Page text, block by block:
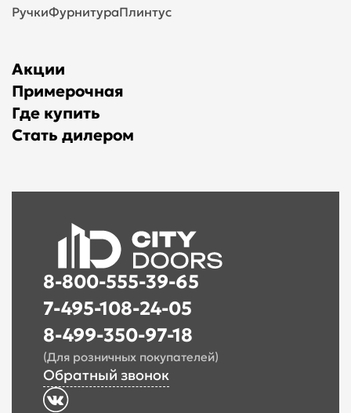
РучкиФурнитураПлинтус
Акции
Примерочная
Где купить
Стать дилером
8-800-555-39-65
7-495-108-24-05
8-499-350-97-18
(Для розничных покупателей)
Обратный звонок